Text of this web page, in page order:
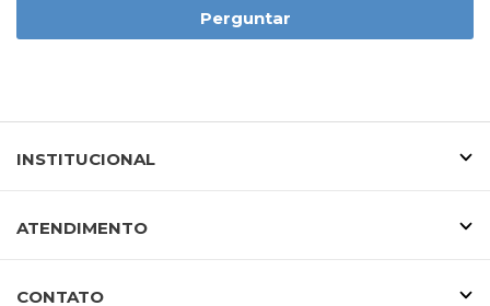
Perguntar
INSTITUCIONAL
ATENDIMENTO
CONTATO